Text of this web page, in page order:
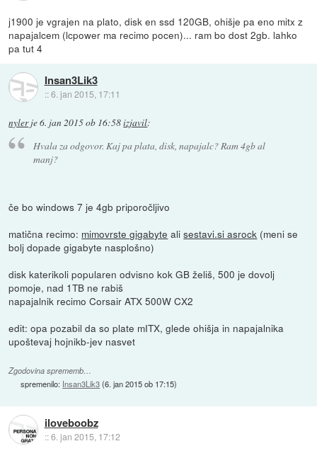
j1900 je vgrajen na plato, disk en ssd 120GB, ohišje pa eno mitx z
napajalcem (lcpower ma recimo pocen)... ram bo dost 2gb. lahko
pa tut 4
Insan3Lik3
::6. jan 2015, 17:11
nylerje6. jan 2015 ob 16:58izjavil:
Hvala za odgovor. Kaj pa plata, disk, napajalc? Ram 4gb al
manj?
če bo windows 7 je 4gb priporočljivo
matična recimo: mimovrste gigabyte alisestavi.si asrock (meni se
bolj dopade gigabyte nasplošno)
disk katerikoli popularen odvisno kok GB želiš, 500 je dovolj
pomoje, nad 1TB ne rabiš
napajalnik recimo Corsair ATX 500W CX2
edit: opa pozabil da so plate mITX, glede ohišja in napajalnika
upoštevaj hojnikb-jev nasvet
Zgodovina sprememb…
spremenilo: Insan3Lik3(6. jan 2015 ob 17:15)
iloveboobz
::6. jan 2015, 17:12